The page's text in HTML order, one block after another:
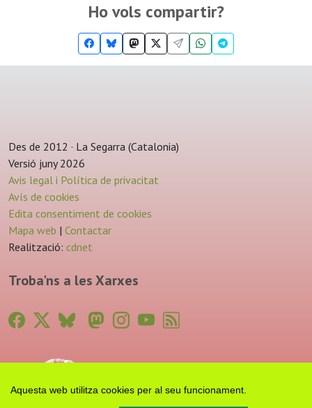
Aquesta web utilitza cookies per al seu funcionament.
Ho vols compartir?
Des de 2012 · La Segarra (Catalonia)
Versió juny 2026
Avis legal i Política de privacitat
Avís de cookies
Edita consentiment de cookies
Mapa web | Contactar
Realització: cdnet
Troba'ns a les Xarxes